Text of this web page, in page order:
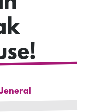
Jeneral